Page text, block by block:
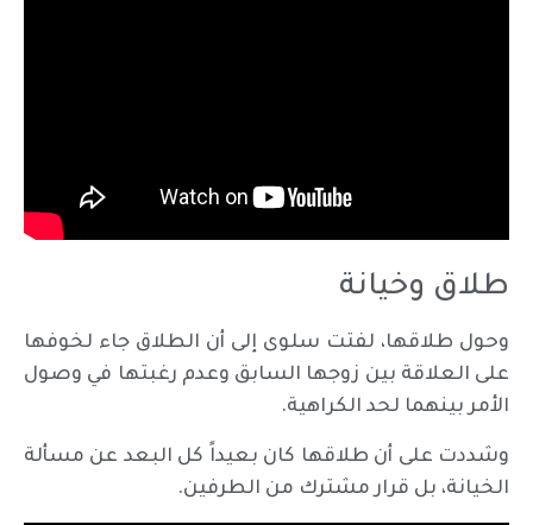
طلاق وخيانة
وحول طلاقها، لفتت سلوى إلى أن الطلاق جاء لخوفها
على العلاقة بين زوجها السابق وعدم رغبتها في وصول
الأمر بينهما لحد الكراهية.
وشددت على أن طلاقها كان بعيداً كل البعد عن مسألة
الخيانة، بل قرار مشترك من الطرفين.